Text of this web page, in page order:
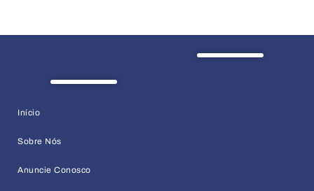
Início
Sobre Nós
Anuncie Conosco